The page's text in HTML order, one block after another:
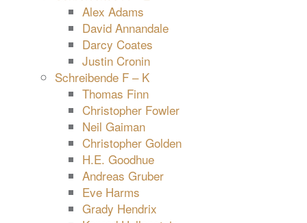
Alex Adams
David Annandale
Darcy Coates
Justin Cronin
Schreibende F – K
Thomas Finn
Christopher Fowler
Neil Gaiman
Christopher Golden
H.E. Goodhue
Andreas Gruber
Eve Harms
Grady Hendrix